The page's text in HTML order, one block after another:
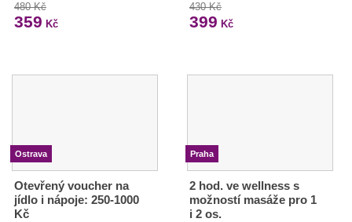
480 Kč
359 Kč
430 Kč
399 Kč
Ostrava
Otevřený voucher na
jídlo i nápoje: 250-1000
Kč
Praha
2 hod. ve wellness s
možností masáže pro 1
i 2 os.